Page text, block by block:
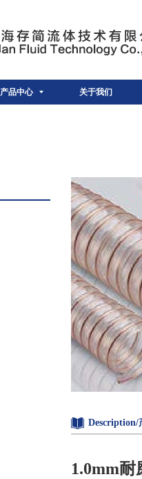
产品中心 关于我们
Description/
1.0mm耐